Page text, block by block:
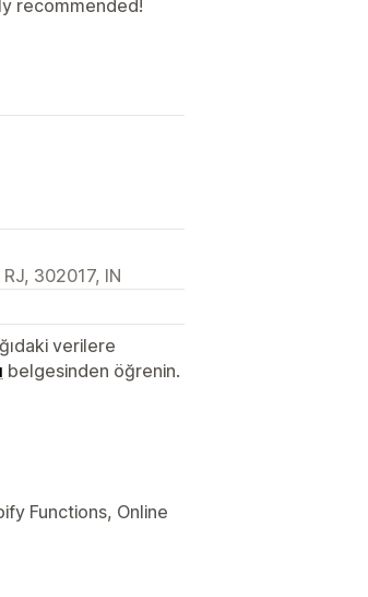
recommended!
RJ, 302017, IN
verilere
belgesinden öğrenin.
Functions, Online